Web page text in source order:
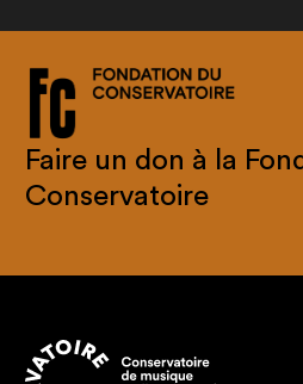
Faire un don à la
Conservatoire